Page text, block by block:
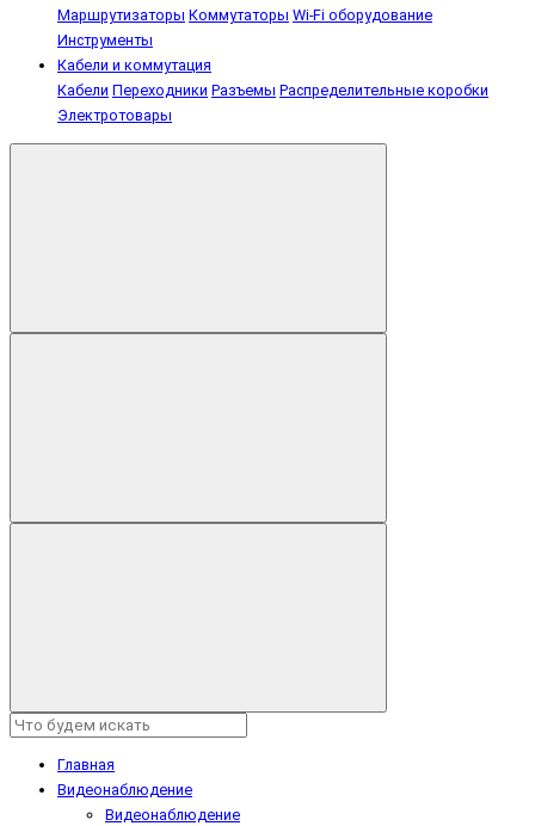
Маршрутизаторы Коммутаторы Wi-Fi оборудование
Инструменты
Кабели и коммутация
Кабели Переходники Разъемы Распределительные коробки
Электротовары
Главная
Видеонаблюдение
Видеонаблюдение